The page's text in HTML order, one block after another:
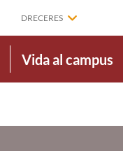
DRECERES
Vida al campus